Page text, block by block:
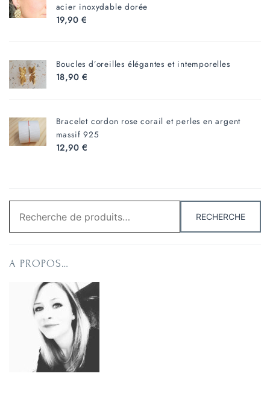
acier inoxydable dorée
19,90 €
Boucles d’oreilles élégantes et intemporelles
18,90 €
Bracelet cordon rose corail et perles en argent
massif 925
12,90 €
pour :
RECHERCHE
A PROPOS…